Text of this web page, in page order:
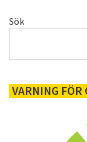
Primärt
Sök
VARNING FÖR